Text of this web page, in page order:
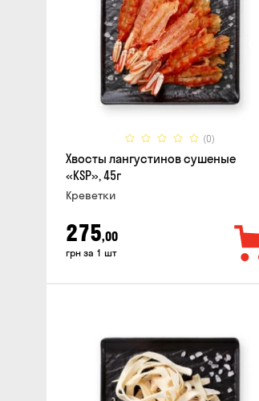
(0)
Хвосты лангустинов сушеные
«KSP», 45г
Креветки
275,00
грн за 1 шт